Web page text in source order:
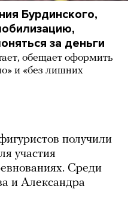
Бурдинского,
за деньги
обещает оформить
и «без лишних
получили
участия
Среди
и Александра